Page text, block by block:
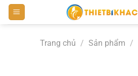
Bỏ
qua
Trang chủ / Sản phẩm /